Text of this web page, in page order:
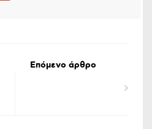
Επόμενο άρθρο